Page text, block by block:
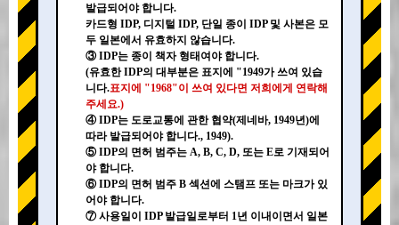
발급되어야 합니다.
카드형 IDP, 디지털 IDP, 단일 종이 IDP 및 사본은 모
두 일본에서 유효하지 않습니다.
③ IDP는 종이 책자 형태여야 합니다.
(유효한 IDP의 대부분은 표지에 "1949가 쓰여 있습
니다.표지에 "1968"이 쓰여 있다면 저희에게 연락해
주세요.)
④ IDP는 도로교통에 관한 협약(제네바, 1949년)에
따라 발급되어야 합니다., 1949).
⑤ IDP의 면허 범주는 A, B, C, D, 또는 E로 기재되어
야 합니다.
⑥ IDP의 면허 범주 B 섹션에 스탬프 또는 마크가 있
어야 합니다.
⑦ 사용일이 IDP 발급일로부터 1년 이내이면서 일본